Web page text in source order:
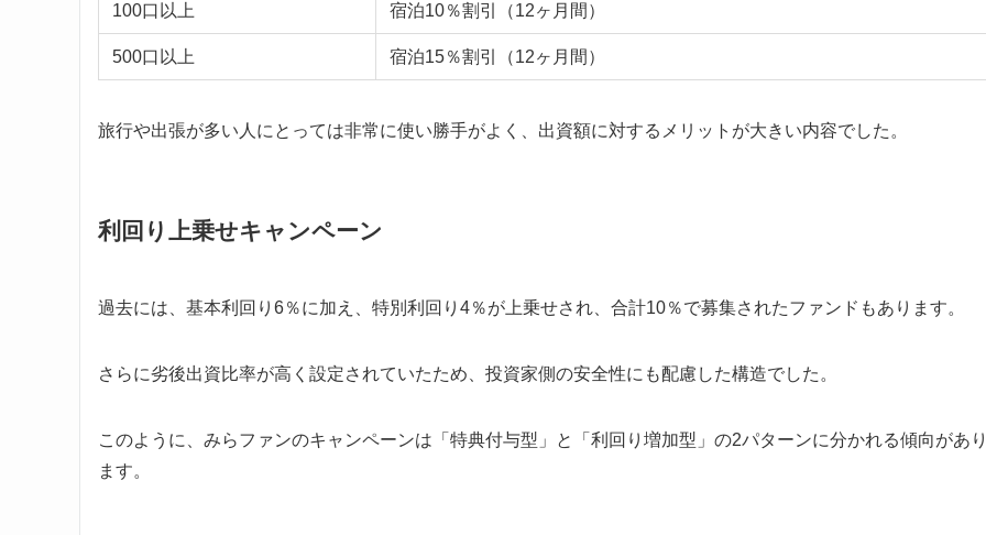
100口以上 宿泊10％割引（12ヶ月間）
500口以上 宿泊15％割引（12ヶ月間）
旅行や出張が多い人にとっては非常に使い勝手がよく、出資額に対するメリットが大きい内容でした。
利回り上乗せキャンペーン
過去には、基本利回り6％に加え、特別利回り4％が上乗せされ、合計10％で募集されたファンドもあります。
さらに劣後出資比率が高く設定されていたため、投資家側の安全性にも配慮した構造でした。
このように、みらファンのキャンペーンは「特典付与型」と「利回り増加型」の2パターンに分かれる傾向があ
ます。